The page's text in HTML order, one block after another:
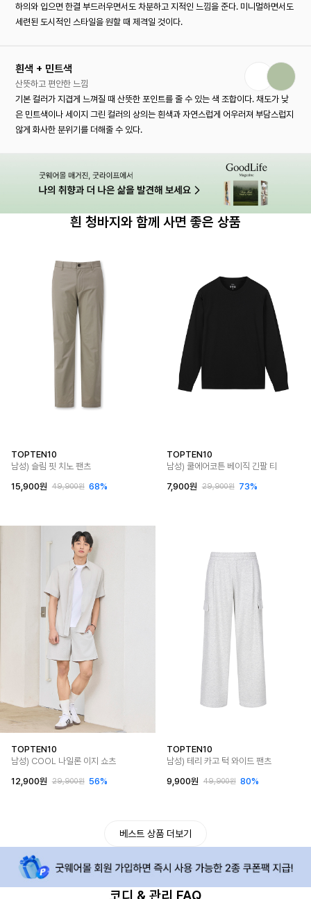
하의와 입으면 한결 부드러우면서도 차분하고 지적인 느낌을 준다. 미니멀하면서도
세련된 도시적인 스타일을 원할 때 제격일 것이다.
흰색 + 민트색
산뜻하고 편안한 느낌
기본 컬러가 지겹게 느껴질 때 산뜻한 포인트를 줄 수 있는 색 조합이다. 채도가 낮
은 민트색이나 세이지 그린 컬러의 상의는 흰색과 자연스럽게 어우러져 부담스럽지
않게 화사한 분위기를 더해줄 수 있다.
흰 청바지와 함께 사면 좋은 상품
TOPTEN10
남성) 슬림 핏 치노 팬츠
15,900원
49,900원 68%
TOPTEN10
남성) 쿨에어코튼 베이직 긴팔 티
7,900원
29,900원 73%
TOPTEN10
남성) COOL 나일론 이지 쇼츠
12,900원
29,900원 56%
TOPTEN10
남성) 테리 카고 턱 와이드 팬츠
9,900원
49,900원 80%
베스트 상품 더보기
코디 & 관리 FAQ